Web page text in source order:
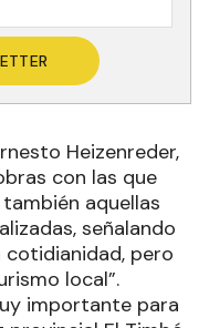
Heizenreder,
con las que
aquellas
señalando
pero
local”.
importante para